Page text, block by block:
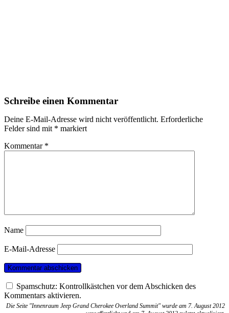
Schreibe einen Kommentar
Deine E-Mail-Adresse wird nicht veröffentlicht. Erforderliche
Felder sind mit * markiert
Kommentar *
Name
E-Mail-Adresse
Spamschutz: Kontrollkästchen vor dem Abschicken des
Kommentars aktivieren.
Die Seite "Innenraum Jeep Grand Cherokee Overland Summit" wurde am 7. August 2012